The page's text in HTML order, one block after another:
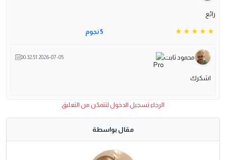
رائع
5 نجوم
محمود ثابت 2026-07-05 00:32:51
اشكرك
الرجاء تسجيل الدخول لتتمكن من التعليق
مقال بواسطة